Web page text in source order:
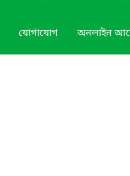
যোগাযোগ অনলাইন